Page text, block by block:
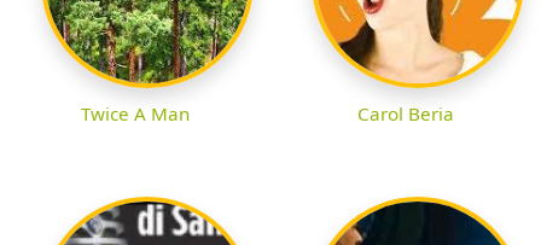
Twice A Man Carol Beria